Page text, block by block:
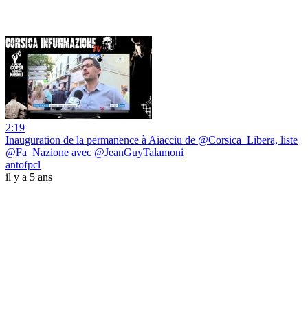
2:19
Inauguration de la permanence à Aiacciu de @Corsica_Libera, liste
@Fa_Nazione avec @JeanGuyTalamoni
antofpcl
il y a 5 ans